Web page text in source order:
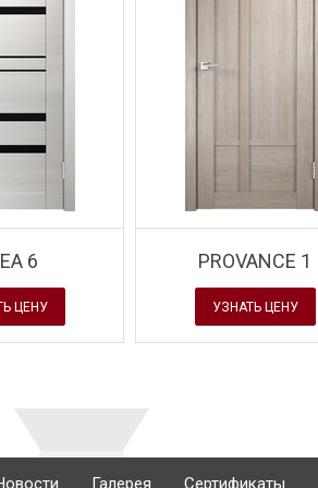
- серия Premier
6
ЦЕНУ
PROVANCE 1
УЗНАТЬ ЦЕНУ
Галерея Сертификаты